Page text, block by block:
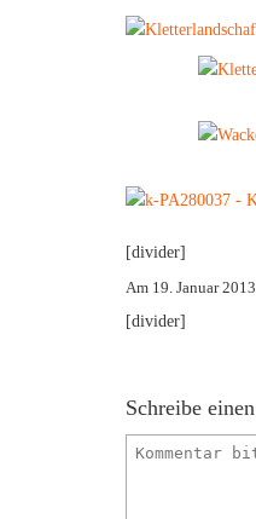
[divider]
Am 19. Januar
[divider]
Schreibe